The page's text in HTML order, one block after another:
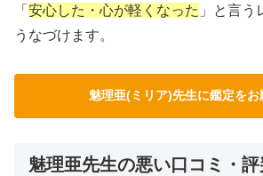
「 安心した・心が軽くなった 」と言う
うなづけます。
魅理亜(ミリア)先生に鑑定をお
魅理亜先生の悪い口コミ・